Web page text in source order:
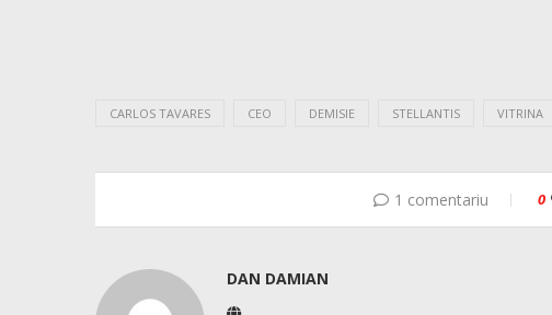
CARLOS TAVARES CEO DEMISIE STELLANTIS VITRINA
1 comentariu 0
DAN DAMIAN